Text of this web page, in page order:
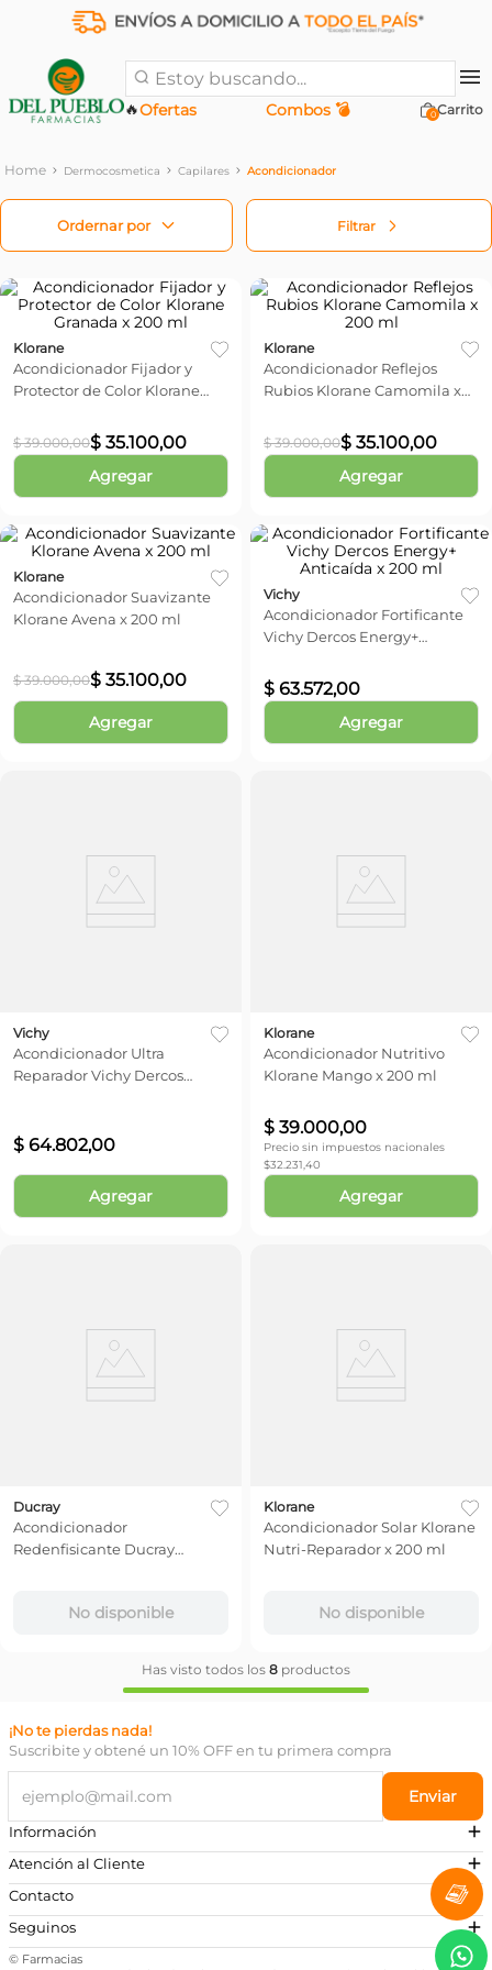
Estoy buscando...
Ofertas
🔥 Combos 💣 0
Dermocosmetica Capilares Acondicionador
Filtrar
Klorane
Acondicionador Fijador y
Protector de Color Klorane
$ 39.000,00$ 35.100,00
Agregar
Klorane
Acondicionador Reflejos
Rubios Klorane Camomila x
$ 39.000,00$ 35.100,00
Agregar
Klorane
Acondicionador Suavizante
Klorane Avena x 200 ml
$ 39.000,00$ 35.100,00
Agregar
Vichy
Acondicionador Fortificante
Vichy Dercos Energy+
$ 63.572,00
Agregar
Vichy
Acondicionador Ultra
Reparador Vichy Dercos
$ 64.802,00
Agregar
Klorane
Acondicionador Nutritivo
Klorane Mango x 200 ml
$ 39.000,00
Precio sin impuestos nacionales
$32.231,40
Agregar
Ducray
Acondicionador
Redenfisicante Ducray
No disponible
Klorane
Acondicionador Solar Klorane
Nutri-Reparador x 200 ml
No disponible
Has visto todos los 8 productos
¡No te pierdas nada!
Suscribite y obtené un 10% OFF en tu primera compra
Enviar
Información
Atención al Cliente
Contacto
¿Necesitás ayuda?
Preguntas Frecuentes
Seguinos
© Farmacias